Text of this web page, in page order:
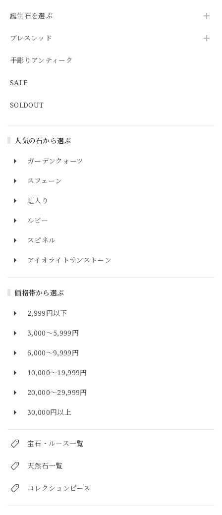
誕生石を選ぶ
ブレスレッド
手彫りアンティーク
SALE
SOLDOUT
人気の石から選ぶ
ガーデンクォーツ
スフェーン
虹入り
ルビー
スピネル
アイオライトサンストーン
価格帯から選ぶ
2,999円以下
3,000～5,999円
6,000～9,999円
10,000～19,999円
20,000～29,999円
30,000円以上
宝石・ルース一覧
天然石一覧
コレクションピース